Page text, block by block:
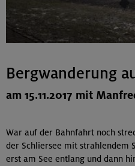
Bergwanderung
am 15.11.2017 mit
War auf der Bahnfahrt noch
der Schliersee mit strahlendem
erst am See entlang und dann